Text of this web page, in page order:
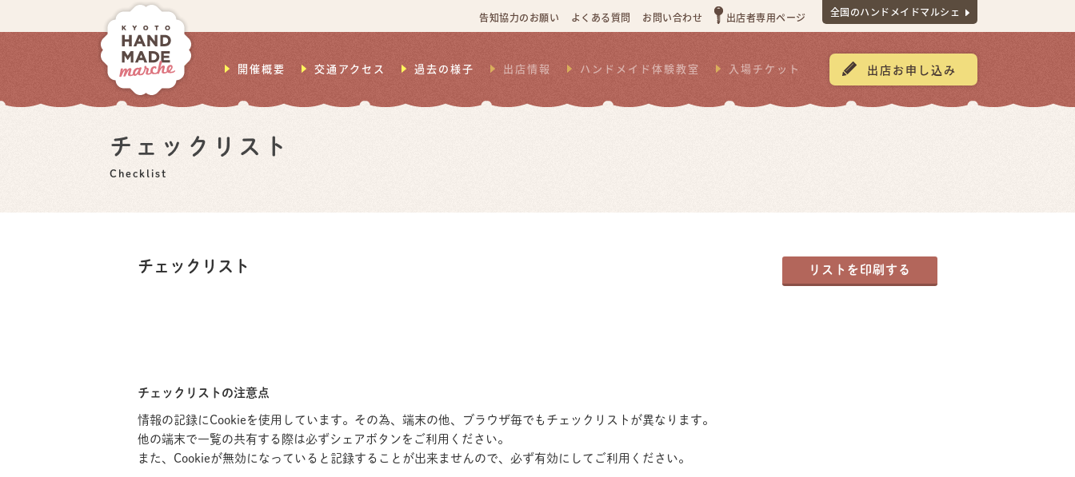
告知協力のお願い よくある質問 お問い合わせ 出店者専用ページ 全国のハンドメイドマルシェ
開催概要 交通アクセス 過去の様子 出店情報 ハンドメイド体験教室 入場チケット 出店お申し込み
チェックリスト
Checklist
チェックリスト リストを印刷する
チェックリストの注意点
情報の記録にCookieを使用しています。その為、端末の他、ブラウザ毎でもチェックリストが異なります。
他の端末で一覧の共有する際は必ずシェアボタンをご利用ください。
また、Cookieが無効になっていると記録することが出来ませんので、必ず有効にしてご利用ください。